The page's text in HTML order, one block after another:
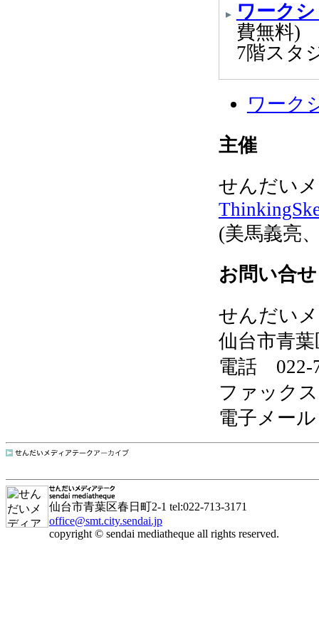
ワーク
費無料)
7階スタ
ワーク
主催
せんだい
(美馬義亮
お問い合せ
せんだい
仙台市青
電話 022-
ファック
電子メー
仙台市青葉区春日町2-1 tel:022-713-3171
office@smt.city.sendai.jp
copyright © sendai mediatheque all rights reserved.